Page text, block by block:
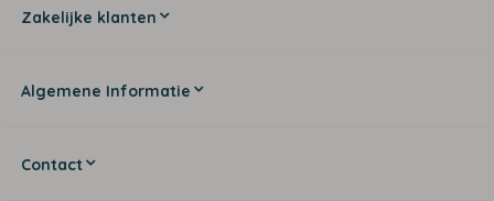
Zakelijke klanten
Algemene Informatie
Contact